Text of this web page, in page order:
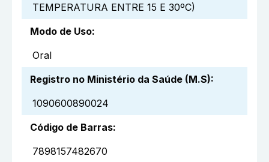
TEMPERATURA ENTRE 15 E 30ºC)
Modo de Uso:
Oral
Registro no Ministério da Saúde (M.S):
1090600890024
Código de Barras:
7898157482670